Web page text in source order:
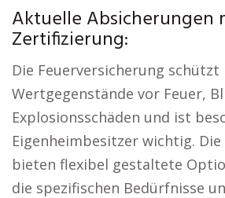
Aktuelle Absicherungen
Zertifizierung:
Die Feuerversicherung schützt
Wertgegenstände vor Feuer,
Explosionsschäden und ist
Eigenheimbesitzer wichtig.
bieten flexibel gestaltete
die spezifischen Bedürfnisse